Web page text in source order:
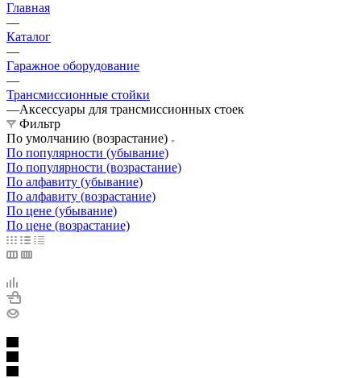
Главная
—
Каталог
—
Гаражное оборудование
—
Трансмиссионные стойки
—Аксессуары для трансмиссионных стоек
Фильтр
По умолчанию (возрастание)
По популярности (убывание)
По популярности (возрастание)
По алфавиту (убывание)
По алфавиту (возрастание)
По цене (убывание)
По цене (возрастание)